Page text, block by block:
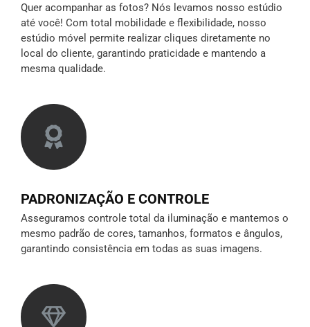
Quer acompanhar as fotos? Nós levamos nosso estúdio
até você! Com total mobilidade e flexibilidade, nosso
estúdio móvel permite realizar cliques diretamente no
local do cliente, garantindo praticidade e mantendo a
mesma qualidade.
PADRONIZAÇÃO E CONTROLE
Asseguramos controle total da iluminação e mantemos o
mesmo padrão de cores, tamanhos, formatos e ângulos,
garantindo consistência em todas as suas imagens.